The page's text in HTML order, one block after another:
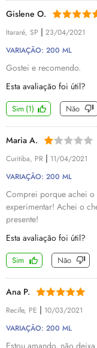
Gislene O.
Itararé, SP | 23/04/2021
VARIAÇÃO: 200 ML
Gostei e recomendo.
Esta avaliação foi útil?
Sim (1) Não
Maria A.
Curitiba, PR | 11/04/2021
VARIAÇÃO: 200 ML
Comprei porque achei
experimentar! Achei o
presente!
Esta avaliação foi útil?
Sim Não
Ana P.
Recife, PE | 10/03/2021
VARIAÇÃO: 200 ML
Estou amando, não